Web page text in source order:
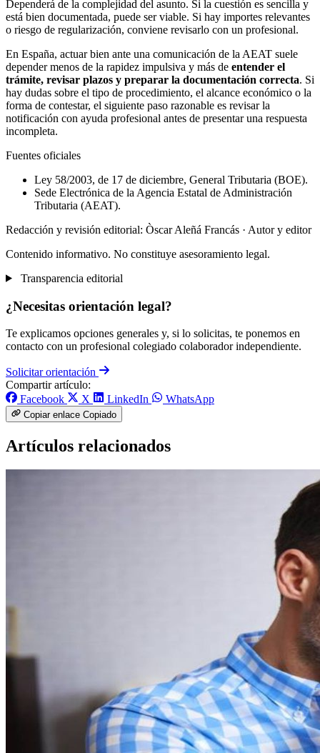
Dependerá de la complejidad del asunto. Si la cuestión es sencilla y
está bien documentada, puede ser viable. Si hay importes relevantes
o riesgo de regularización, conviene revisarlo con un profesional.
En España, actuar bien ante una comunicación de la AEAT suele
depender menos de la rapidez impulsiva y más de entender el
trámite, revisar plazos y preparar la documentación correcta. Si
hay dudas sobre el tipo de procedimiento, el alcance económico o la
forma de contestar, el siguiente paso razonable es revisar la
notificación con ayuda profesional antes de presentar una respuesta
incompleta.
Fuentes oficiales
Ley 58/2003, de 17 de diciembre, General Tributaria (BOE).
Sede Electrónica de la Agencia Estatal de Administración
Tributaria (AEAT).
Redacción y revisión editorial: Òscar Aleñá Francás · Autor y editor
Contenido informativo. No constituye asesoramiento legal.
Transparencia editorial
¿Necesitas orientación legal?
Te explicamos opciones generales y, si lo solicitas, te ponemos en
contacto con un profesional colegiado colaborador independiente.
Solicitar orientación
Compartir artículo:
Facebook
X LinkedIn WhatsApp
Copiar enlace Copiado
Artículos relacionados